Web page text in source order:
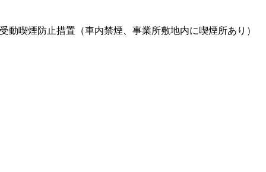
喫煙防止措置（車内禁煙、事業所敷地内に喫煙所あり）